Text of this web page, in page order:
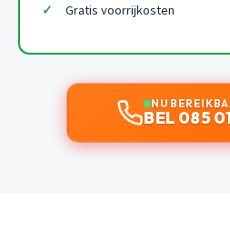
Gratis voorrijkosten
NU
BEL 085